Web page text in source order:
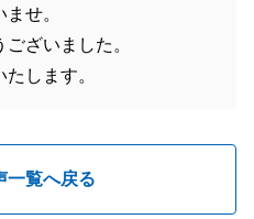
せ。
ざいました。
します。
一覧へ戻る